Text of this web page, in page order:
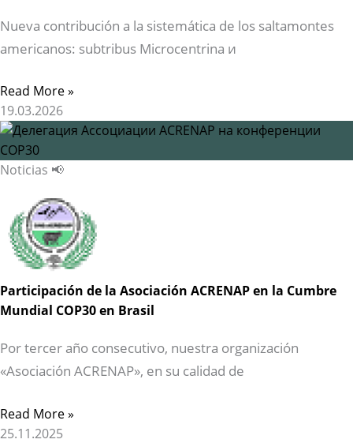
Nueva contribución a la sistemática de los saltamontes
americanos: subtribus Microcentrina и
Read More »
19.03.2026
Noticias 📢
Participación de la Asociación ACRENAP en la Cumbre
Mundial COP30 en Brasil
Por tercer año consecutivo, nuestra organización
«Asociación ACRENAP», en su calidad de
Read More »
25.11.2025